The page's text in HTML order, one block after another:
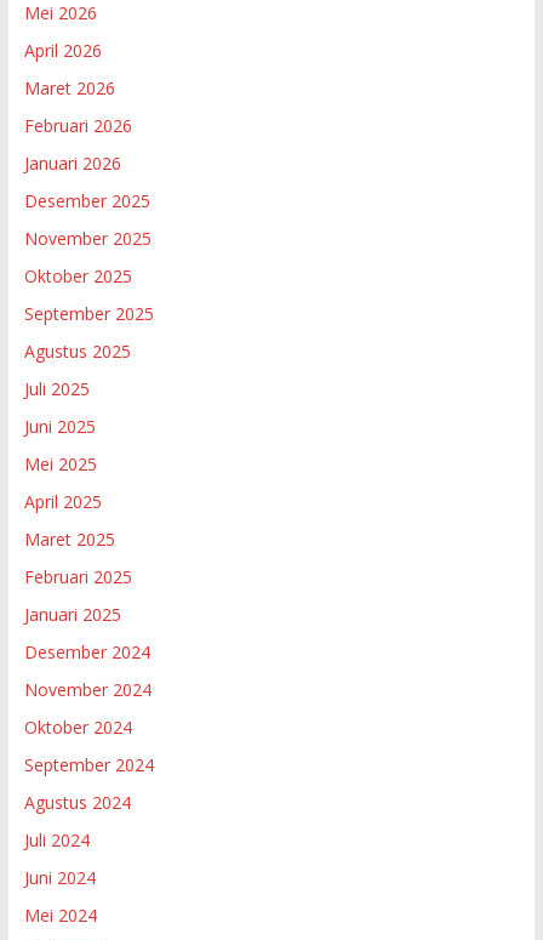
Mei 2026
April 2026
Maret 2026
Februari 2026
Januari 2026
Desember 2025
November 2025
Oktober 2025
September 2025
Agustus 2025
Juli 2025
Juni 2025
Mei 2025
April 2025
Maret 2025
Februari 2025
Januari 2025
Desember 2024
November 2024
Oktober 2024
September 2024
Agustus 2024
Juli 2024
Juni 2024
Mei 2024